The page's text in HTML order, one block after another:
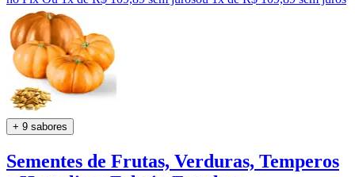
+ 9 sabores
Sementes de Frutas, Verduras, Temperos